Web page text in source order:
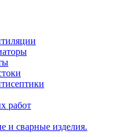
работ
и сварные изделия.